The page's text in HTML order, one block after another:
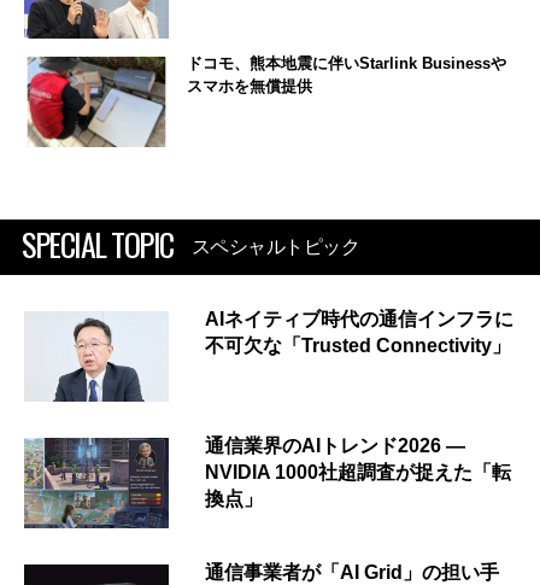
ドコモ、熊本地震に伴いStarlink Businessや
スマホを無償提供
SPECIAL TOPIC スペシャルトピック
AIネイティブ時代の通信インフラに
不可欠な「Trusted Connectivity」
通信業界のAIトレンド2026 ―
NVIDIA 1000社超調査が捉えた「転
換点」
通信事業者が「AI Grid」の担い手